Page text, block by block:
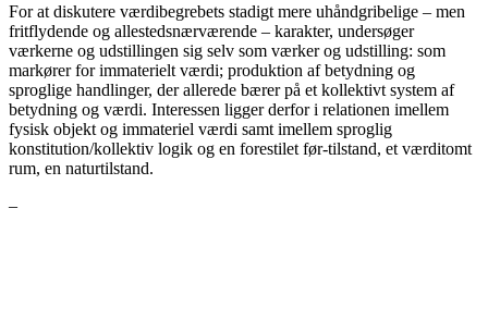
For at diskutere værdibegrebets stadigt mere uhåndgribelige – men
fritflydende og allestedsnærværende – karakter, undersøger
værkerne og udstillingen sig selv som værker og udstilling: som
markører for immaterielt værdi; produktion af betydning og
sproglige handlinger, der allerede bærer på et kollektivt system af
betydning og værdi. Interessen ligger derfor i relationen imellem
fysisk objekt og immateriel værdi samt imellem sproglig
konstitution/kollektiv logik og en forestilet før-tilstand, et værditomt
rum, en naturtilstand.
–